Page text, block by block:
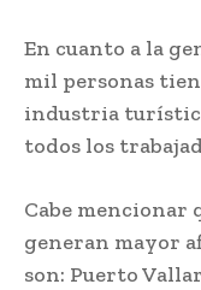
En cuanto a la
mil personas
industria
todos los
Cabe mencionar
generan mayor
son: Puerto